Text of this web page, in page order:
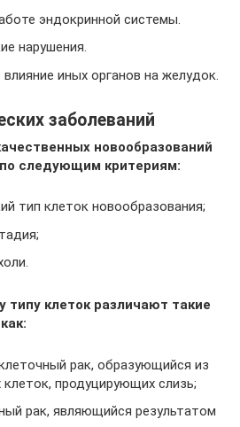
эндокринной системы.
нарушения.
иных органов на желудок.
заболеваний
новообразований
следующим критериям:
тип клеток новообразования;
типу клеток различают такие
рак, образующийся из
продуцирующих слизь;
рак, являющийся результатом